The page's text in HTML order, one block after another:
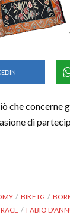
che concerne
di
BIKETG
FABIO